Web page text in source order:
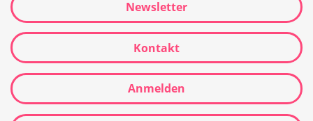
Newsletter
Kontakt
Anmelden